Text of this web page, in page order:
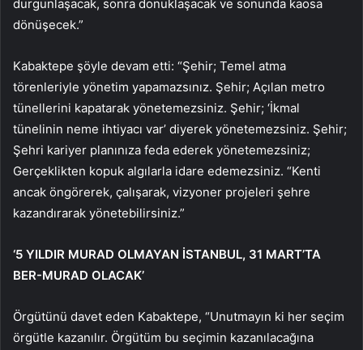
durgunlaşacak, sonra donuklaşacak ve sonunda kaosa
dönüşecek.”
Kabaktepe şöyle devam etti: “Şehir; Temel atma
törenleriyle yönetim yapamazsınız. Şehir; Açılan metro
tünellerini kapatarak yönetemezsiniz. Şehir; ‘İkmal
tünelinin neme ihtiyacı var’ diyerek yönetemezsiniz. Şehir;
Şehri kariyer planınıza feda ederek yönetemezsiniz;
Gerçeklikten kopuk algılarla idare edemezsiniz. “Kenti
ancak öngörerek, çalışarak, vizyoner projeleri şehre
kazandırarak yönetebilirsiniz.”
‘5 YILDIR MURAD OLMAYAN İSTANBUL, 31 MART’TA
BER-MURAD OLACAK’
Örgütünü davet eden Kabaktepe, “Unutmayın ki her seçim
örgütle kazanılır. Örgütüm bu seçimin kazanılacağına